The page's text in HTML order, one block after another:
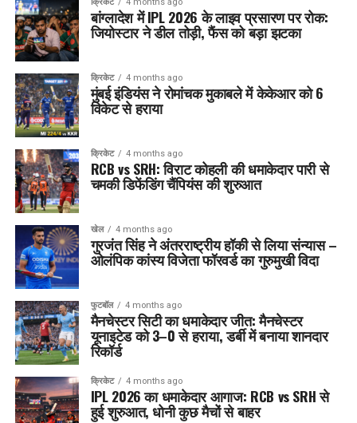
बांग्लादेश में IPL 2026 के लाइव प्रसारण पर रोक:
जियोस्टार ने डील तोड़ी, फैंस को बड़ा झटका
क्रिकेट 4 months ago
मुंबई इंडियंस ने रोमांचक मुकाबले में केकेआर को 6
विकेट से हराया
क्रिकेट 4 months ago
RCB vs SRH: विराट कोहली की धमाकेदार पारी से
चमकी डिफेंडिंग चैंपियंस की शुरुआत
खेल 4 months ago
गुरजंत सिंह ने अंतरराष्ट्रीय हॉकी से लिया संन्यास –
ओलंपिक कांस्य विजेता फॉरवर्ड का गुरुमुखी विदा
फुटबॉल 4 months ago
मैनचेस्टर सिटी का धमाकेदार जीत: मैनचेस्टर
यूनाइटेड को 3–0 से हराया, डर्बी में बनाया शानदार
रिकॉर्ड
क्रिकेट 4 months ago
IPL 2026 का धमाकेदार आगाज: RCB vs SRH से
हुई शुरुआत, धोनी कुछ मैचों से बाहर